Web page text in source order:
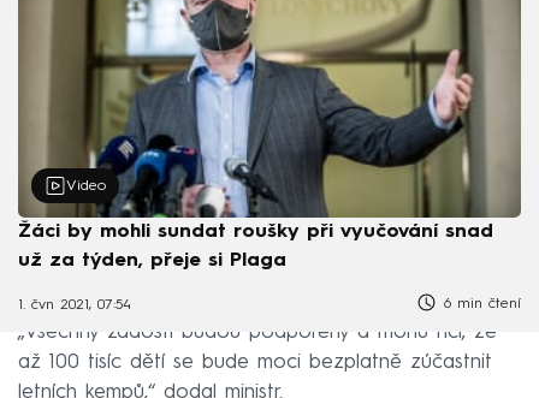
Video
Žáci by mohli sundat roušky při vyučování snad
už za týden, přeje si Plaga
1. čvn 2021, 07:54 6 min čtení
„Všechny žádosti budou podpořeny a mohu říci, že
až 100 tisíc dětí se bude moci bezplatně zúčastnit
letních kempů,“ dodal ministr.